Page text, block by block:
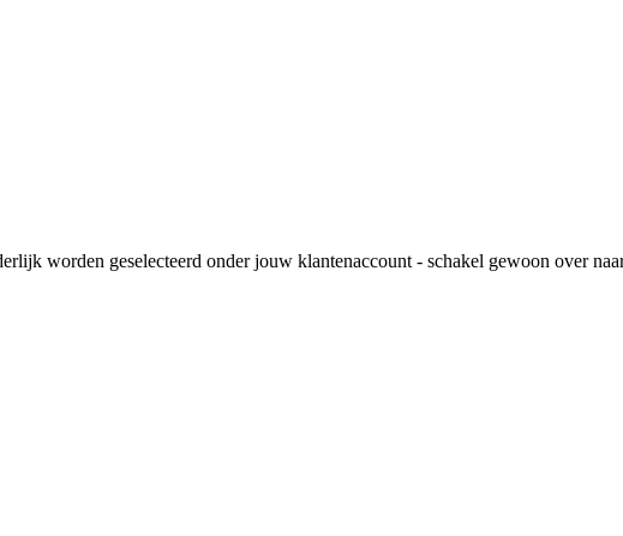
worden geselecteerd onder jouw klantenaccount - schakel gewoon over